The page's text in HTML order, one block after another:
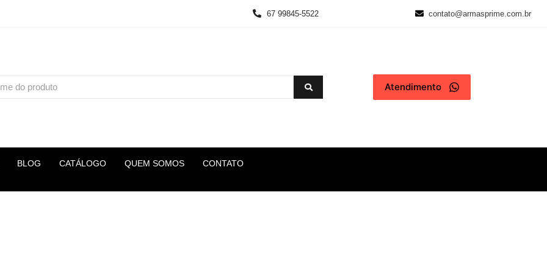
67 99845-5522 contato@armasprime.com.br
Atendimento
BLOG CATÁLOGO QUEM SOMOS CONTATO